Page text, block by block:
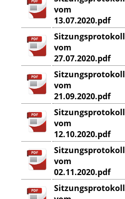
vom
13.07.2020.pdf
Sitzungsprotokoll
vom
27.07.2020.pdf
Sitzungsprotokoll
vom
21.09.2020.pdf
Sitzungsprotokoll
vom
12.10.2020.pdf
Sitzungsprotokoll
vom
02.11.2020.pdf
Sitzungsprotokoll